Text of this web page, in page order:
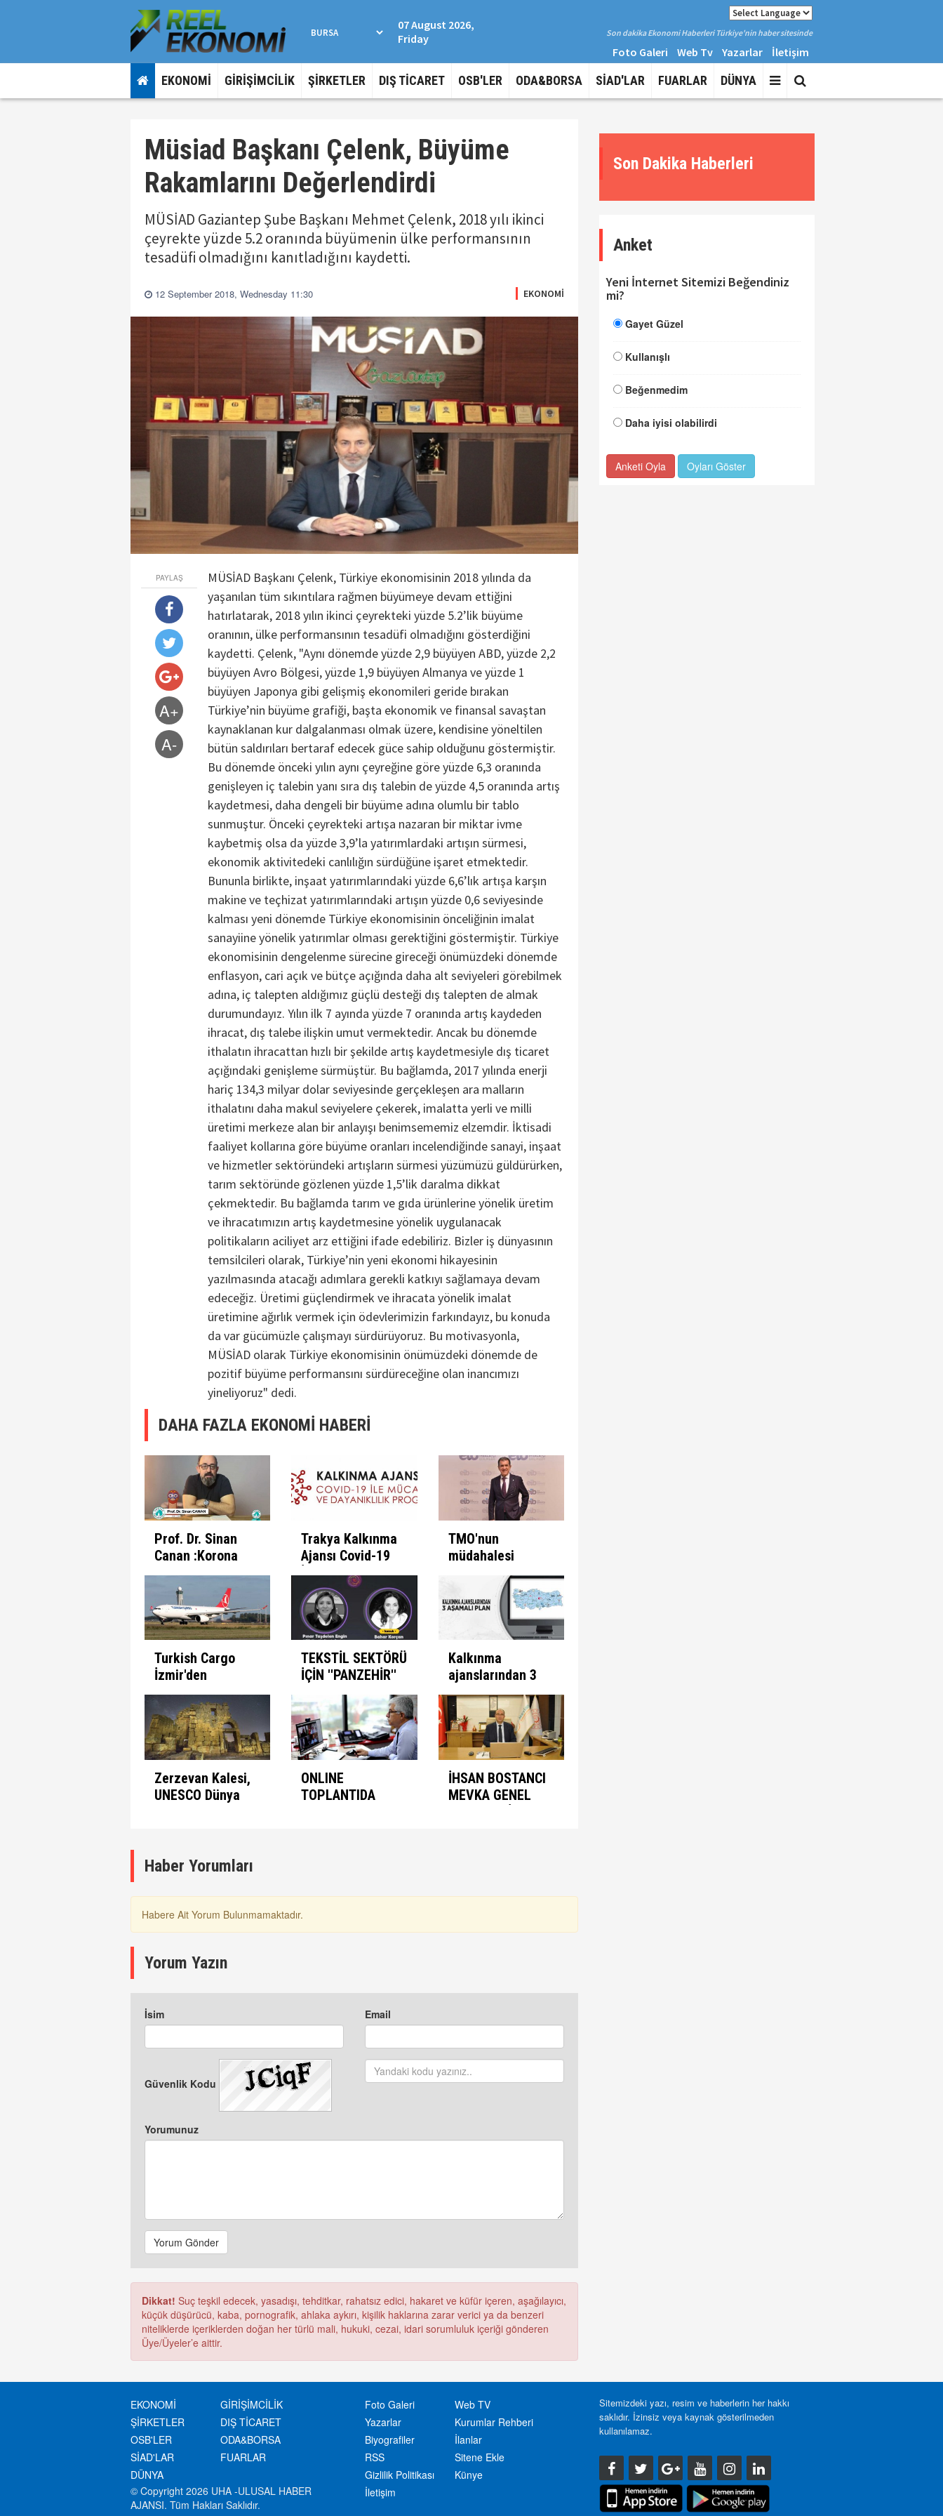
07 August 2026,
Friday
Son dakika Ekonomi Haberleri Türkiye'nin haber sitesinde
Foto Galeri Web Tv Yazarlar İletişim
EKONOMİ GİRİŞİMCİLİK ŞİRKETLER DIŞ TİCARET OSB'LER ODA&BORSA SİAD'LAR FUARLAR DÜNYA
Müsiad Başkanı Çelenk, Büyüme
Rakamlarını Değerlendirdi
MÜSİAD Gaziantep Şube Başkanı Mehmet Çelenk, 2018 yılı ikinci
çeyrekte yüzde 5.2 oranında büyümenin ülke performansının
tesadüfi olmadığını kanıtladığını kaydetti.
12 September 2018, Wednesday 11:30 EKONOMİ
PAYLAŞ
A+
A-
MÜSİAD Başkanı Çelenk, Türkiye ekonomisinin 2018 yılında da
yaşanılan tüm sıkıntılara rağmen büyümeye devam ettiğini
hatırlatarak, 2018 yılın ikinci çeyrekteki yüzde 5.2’lik büyüme
oranının, ülke performansının tesadüfi olmadığını gösterdiğini
kaydetti. Çelenk, "Aynı dönemde yüzde 2,9 büyüyen ABD, yüzde 2,2
büyüyen Avro Bölgesi, yüzde 1,9 büyüyen Almanya ve yüzde 1
büyüyen Japonya gibi gelişmiş ekonomileri geride bırakan
Türkiye’nin büyüme grafiği, başta ekonomik ve finansal savaştan
kaynaklanan kur dalgalanması olmak üzere, kendisine yöneltilen
bütün saldırıları bertaraf edecek güce sahip olduğunu göstermiştir.
Bu dönemde önceki yılın aynı çeyreğine göre yüzde 6,3 oranında
genişleyen iç talebin yanı sıra dış talebin de yüzde 4,5 oranında artış
kaydetmesi, daha dengeli bir büyüme adına olumlu bir tablo
sunmuştur. Önceki çeyrekteki artışa nazaran bir miktar ivme
kaybetmiş olsa da yüzde 3,9’la yatırımlardaki artışın sürmesi,
ekonomik aktivitedeki canlılığın sürdüğüne işaret etmektedir.
Bununla birlikte, inşaat yatırımlarındaki yüzde 6,6’lık artışa karşın
makine ve teçhizat yatırımlarındaki artışın yüzde 0,6 seviyesinde
kalması yeni dönemde Türkiye ekonomisinin önceliğinin imalat
sanayiine yönelik yatırımlar olması gerektiğini göstermiştir. Türkiye
ekonomisinin dengelenme sürecine gireceği önümüzdeki dönemde
enflasyon, cari açık ve bütçe açığında daha alt seviyeleri görebilmek
adına, iç talepten aldığımız güçlü desteği dış talepten de almak
durumundayız. Yılın ilk 7 ayında yüzde 7 oranında artış kaydeden
ihracat, dış talebe ilişkin umut vermektedir. Ancak bu dönemde
ithalatın ihracattan hızlı bir şekilde artış kaydetmesiyle dış ticaret
açığındaki genişleme sürmüştür. Bu bağlamda, 2017 yılında enerji
hariç 134,3 milyar dolar seviyesinde gerçekleşen ara malların
ithalatını daha makul seviyelere çekerek, imalatta yerli ve milli
üretimi merkeze alan bir anlayışı benimsememiz elzemdir. İktisadi
faaliyet kollarına göre büyüme oranları incelendiğinde sanayi, inşaat
ve hizmetler sektöründeki artışların sürmesi yüzümüzü güldürürken,
tarım sektöründe gözlenen yüzde 1,5’lik daralma dikkat
çekmektedir. Bu bağlamda tarım ve gıda ürünlerine yönelik üretim
ve ihracatımızın artış kaydetmesine yönelik uygulanacak
politikaların aciliyet arz ettiğini ifade edebiliriz. Bizler iş dünyasının
temsilcileri olarak, Türkiye’nin yeni ekonomi hikayesinin
yazılmasında atacağı adımlara gerekli katkıyı sağlamaya devam
edeceğiz. Üretimi güçlendirmek ve ihracata yönelik imalat
üretimine ağırlık vermek için ödevlerimizin farkındayız, bu konuda
da var gücümüzle çalışmayı sürdürüyoruz. Bu motivasyonla,
MÜSİAD olarak Türkiye ekonomisinin önümüzdeki dönemde de
pozitif büyüme performansını sürdüreceğine olan inancımızı
yineliyoruz" dedi.
DAHA FAZLA EKONOMİ HABERİ
Prof. Dr. Sinan
Canan :Korona
Günlerinde
İnsanın Fabrika
Ayarları
Trakya Kalkınma
Ajansı Covid-19
İle Mücadele
Programını İlan
Etti
TMO'nun
müdahalesi
kazandırıyor
Turkish Cargo
İzmir'den
seferlerine
başlıyor
TEKSTİL SEKTÖRÜ
İÇİN ''PANZEHİR''
BULUNDU
Kalkınma
ajanslarından 3
aşamalı plan
Zerzevan Kalesi,
UNESCO Dünya
ONLINE
TOPLANTIDA
İHSAN BOSTANCI
MEVKA GENEL
Haber Yorumları
Habere Ait Yorum Bulunmamaktadır.
Yorum Yazın
İsim Email
Güvenlik Kodu
Yorumunuz
Yorum Gönder
Dikkat! Suç teşkil edecek, yasadışı, tehditkar, rahatsız edici, hakaret ve küfür içeren, aşağılayıcı,
küçük düşürücü, kaba, pornografik, ahlaka aykırı, kişilik haklarına zarar verici ya da benzeri
niteliklerde içeriklerden doğan her türlü mali, hukuki, cezai, idari sorumluluk içeriği gönderen
Üye/Üyeler’e aittir.
Son Dakika Haberleri
Anket
Yeni İnternet Sitemizi Beğendiniz
mi?
Gayet Güzel
Kullanışlı
Beğenmedim
Daha iyisi olabilirdi
Anketi Oyla Oyları Göster
EKONOMİ
GİRİŞİMCİLİK
ŞİRKETLER
DIŞ TİCARET
OSB'LER
ODA&BORSA
SİAD'LAR
FUARLAR
DÜNYA
© Copyright 2026 UHA -ULUSAL HABER
AJANSI. Tüm Hakları Saklıdır.
Foto Galeri
Web TV
Yazarlar
Kurumlar Rehberi
Biyografiler
İlanlar
RSS
Sitene Ekle
Gizlilik Politikası
Künye
İletişim
Sitemizdeki yazı, resim ve haberlerin her hakkı
saklıdır. İzinsiz veya kaynak gösterilmeden
kullanılamaz.